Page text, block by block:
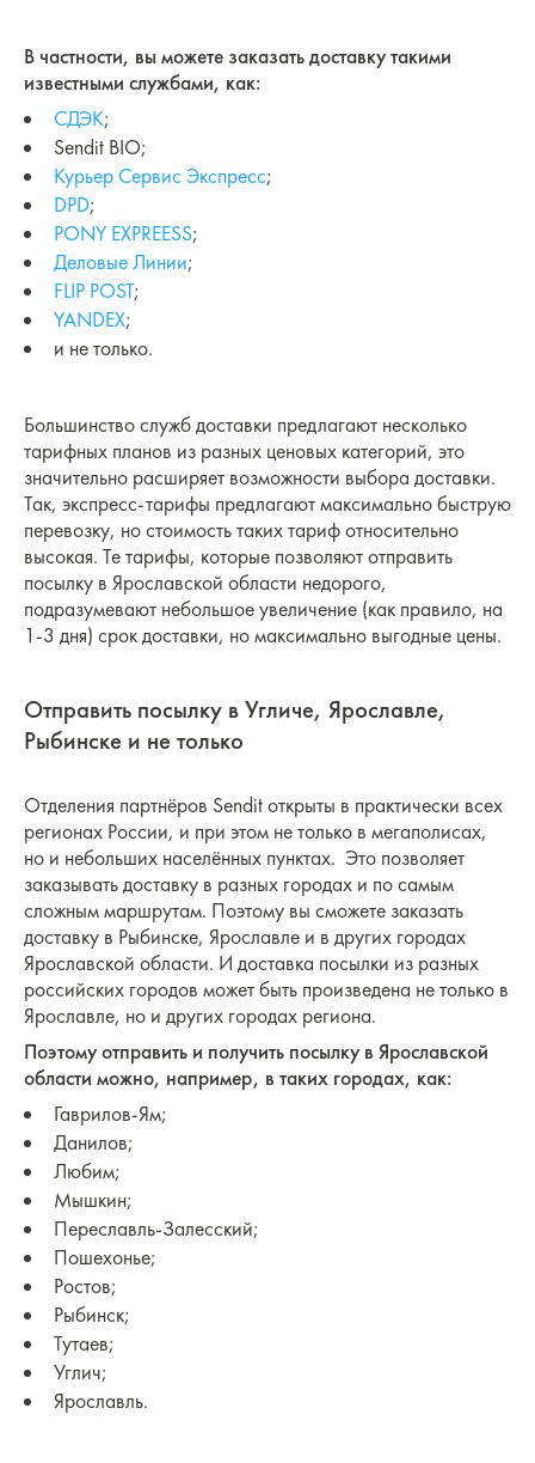
В частности, вы можете заказать доставку такими
известными службами, как:
СДЭК;
Sendit BIO;
Курьер Сервис Экспресс;
DPD;
PONY EXPREESS;
Деловые Линии;
FLIP POST;
YANDEX;
и не только.
Большинство служб доставки предлагают несколько
тарифных планов из разных ценовых категорий, это
значительно расширяет возможности выбора доставки.
Так, экспресс-тарифы предлагают максимально быструю
перевозку, но стоимость таких тариф относительно
высокая. Те тарифы, которые позволяют отправить
посылку в Ярославской области недорого,
подразумевают небольшое увеличение (как правило, на
1-3 дня) срок доставки, но максимально выгодные цены.
Отправить посылку в Угличе, Ярославле,
Рыбинске и не только
Отделения партнёров Sendit открыты в практически всех
регионах России, и при этом не только в мегаполисах,
но и небольших населённых пунктах. Это позволяет
заказывать доставку в разных городах и по самым
сложным маршрутам. Поэтому вы сможете заказать
доставку в Рыбинске, Ярославле и в других городах
Ярославской области. И доставка посылки из разных
российских городов может быть произведена не только в
Ярославле, но и других городах региона.
Поэтому отправить и получить посылку в Ярославской
области можно, например, в таких городах, как:
Гаврилов-Ям;
Данилов;
Любим;
Мышкин;
Переславль-Залесский;
Пошехонье;
Ростов;
Рыбинск;
Тутаев;
Углич;
Ярославль.